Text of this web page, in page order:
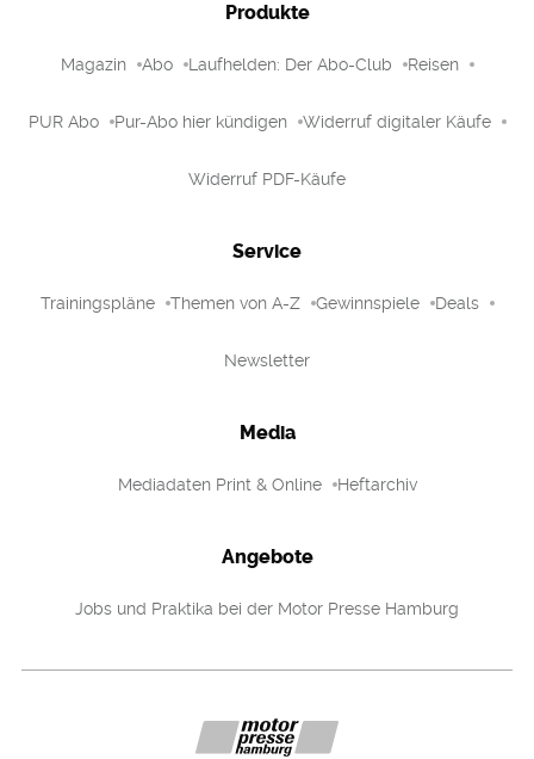
Produkte
Magazin Abo Laufhelden: Der Abo-Club Reisen
PUR Abo Pur-Abo hier kündigen Widerruf digitaler Käufe
Widerruf PDF-Käufe
Service
Trainingspläne Themen von A-Z Gewinnspiele Deals
Newsletter
Media
Mediadaten Print & Online Heftarchiv
Angebote
Jobs und Praktika bei der Motor Presse Hamburg